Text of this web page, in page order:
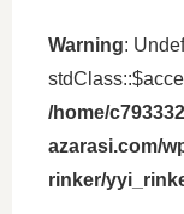
Warning:
/home/
azarasi.com/
rinker/